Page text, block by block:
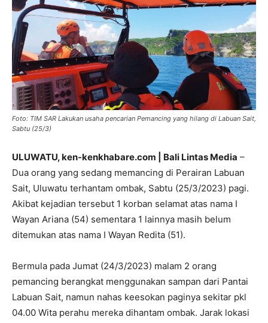
Foto: TIM SAR Lakukan usaha pencarian Pemancing yang hilang di Labuan Sait,
Sabtu (25/3)
ULUWATU, ken-kenkhabare.com | Bali Lintas Media –
Dua orang yang sedang memancing di Perairan Labuan
Sait, Uluwatu terhantam ombak, Sabtu (25/3/2023) pagi.
Akibat kejadian tersebut 1 korban selamat atas nama I
Wayan Ariana (54) sementara 1 lainnya masih belum
ditemukan atas nama I Wayan Redita (51).
Bermula pada Jumat (24/3/2023) malam 2 orang
pemancing berangkat menggunakan sampan dari Pantai
Labuan Sait, namun nahas keesokan paginya sekitar pkl
04.00 Wita perahu mereka dihantam ombak. Jarak lokasi